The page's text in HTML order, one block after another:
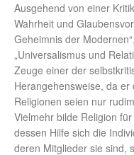
Ausgehend von einer
Wahrheit und
Geheimnis der
„Universalismus und
Zeuge einer der
Herangehensweise, da er
Religionen seien nur
Vielmehr bilde Religion für
dessen Hilfe sich die
deren Mitglieder sie sind,